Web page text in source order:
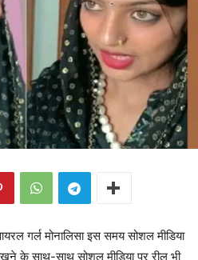
गर्ल मोनालिसा इस समय सोशल मीडिया
के साथ-साथ सोशल मीडिया पर रील भी